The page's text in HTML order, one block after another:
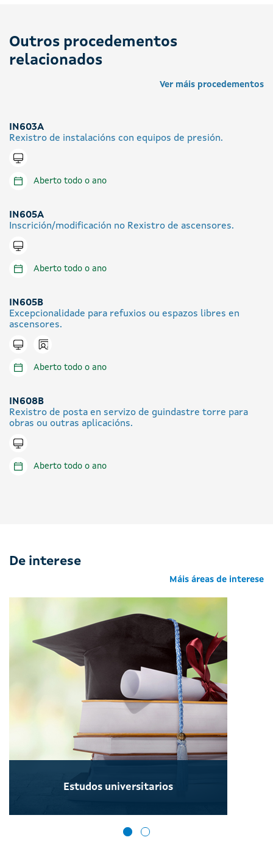
Outros procedementos
relacionados
Ver máis procedementos
IN603A
Rexistro de instalacións con equipos de presión.
Tramitar en liña
Aberto todo o ano
IN605A
Inscrición/modificación no Rexistro de ascensores.
Tramitar en liña
Aberto todo o ano
IN605B
Excepcionalidade para refuxios ou espazos libres en
ascensores.
Tramitar en liña
Icono presencial
Aberto todo o ano
IN608B
Rexistro de posta en servizo de guindastre torre para
obras ou outras aplicacións.
Tramitar en liña
Aberto todo o ano
De interese
Máis áreas de interese
Estudos universitarios